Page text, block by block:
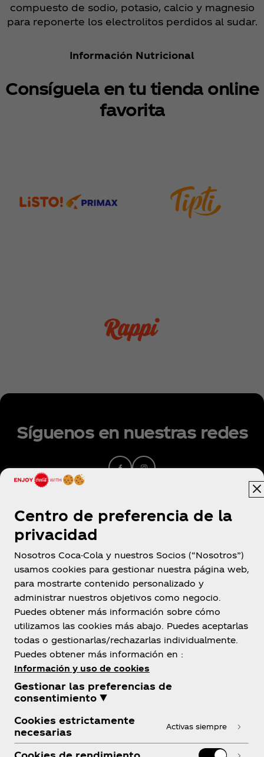
compuesto de sodio, potasio, calcio y magnesio
para reponerte los electrolitos perdidos al sudar.
Información Nutricional
Consíguela en tu tienda online
favorita
Síguenos en nuestras redes
Ecuador
Sobre nosotros
¿Necesitas ayuda?
Centro de preferencia de la
privacidad
Nosotros Coca-Cola y nuestros Socios (“Nosotros”)
usamos cookies para gestionar nuestra página web,
para mostrarte contenido personalizado y
administrar nuestros objetivos como negocio.
Puedes obtener más información sobre cómo
utilizamos las cookies más abajo. Puedes aceptarlas
todas o gestionarlas/rechazarlas individualmente.
Puedes obtener más información en :
Información y uso de cookies
Gestionar las preferencias de
consentimiento ▼
Cookies estrictamente
necesarias
Activas siempre